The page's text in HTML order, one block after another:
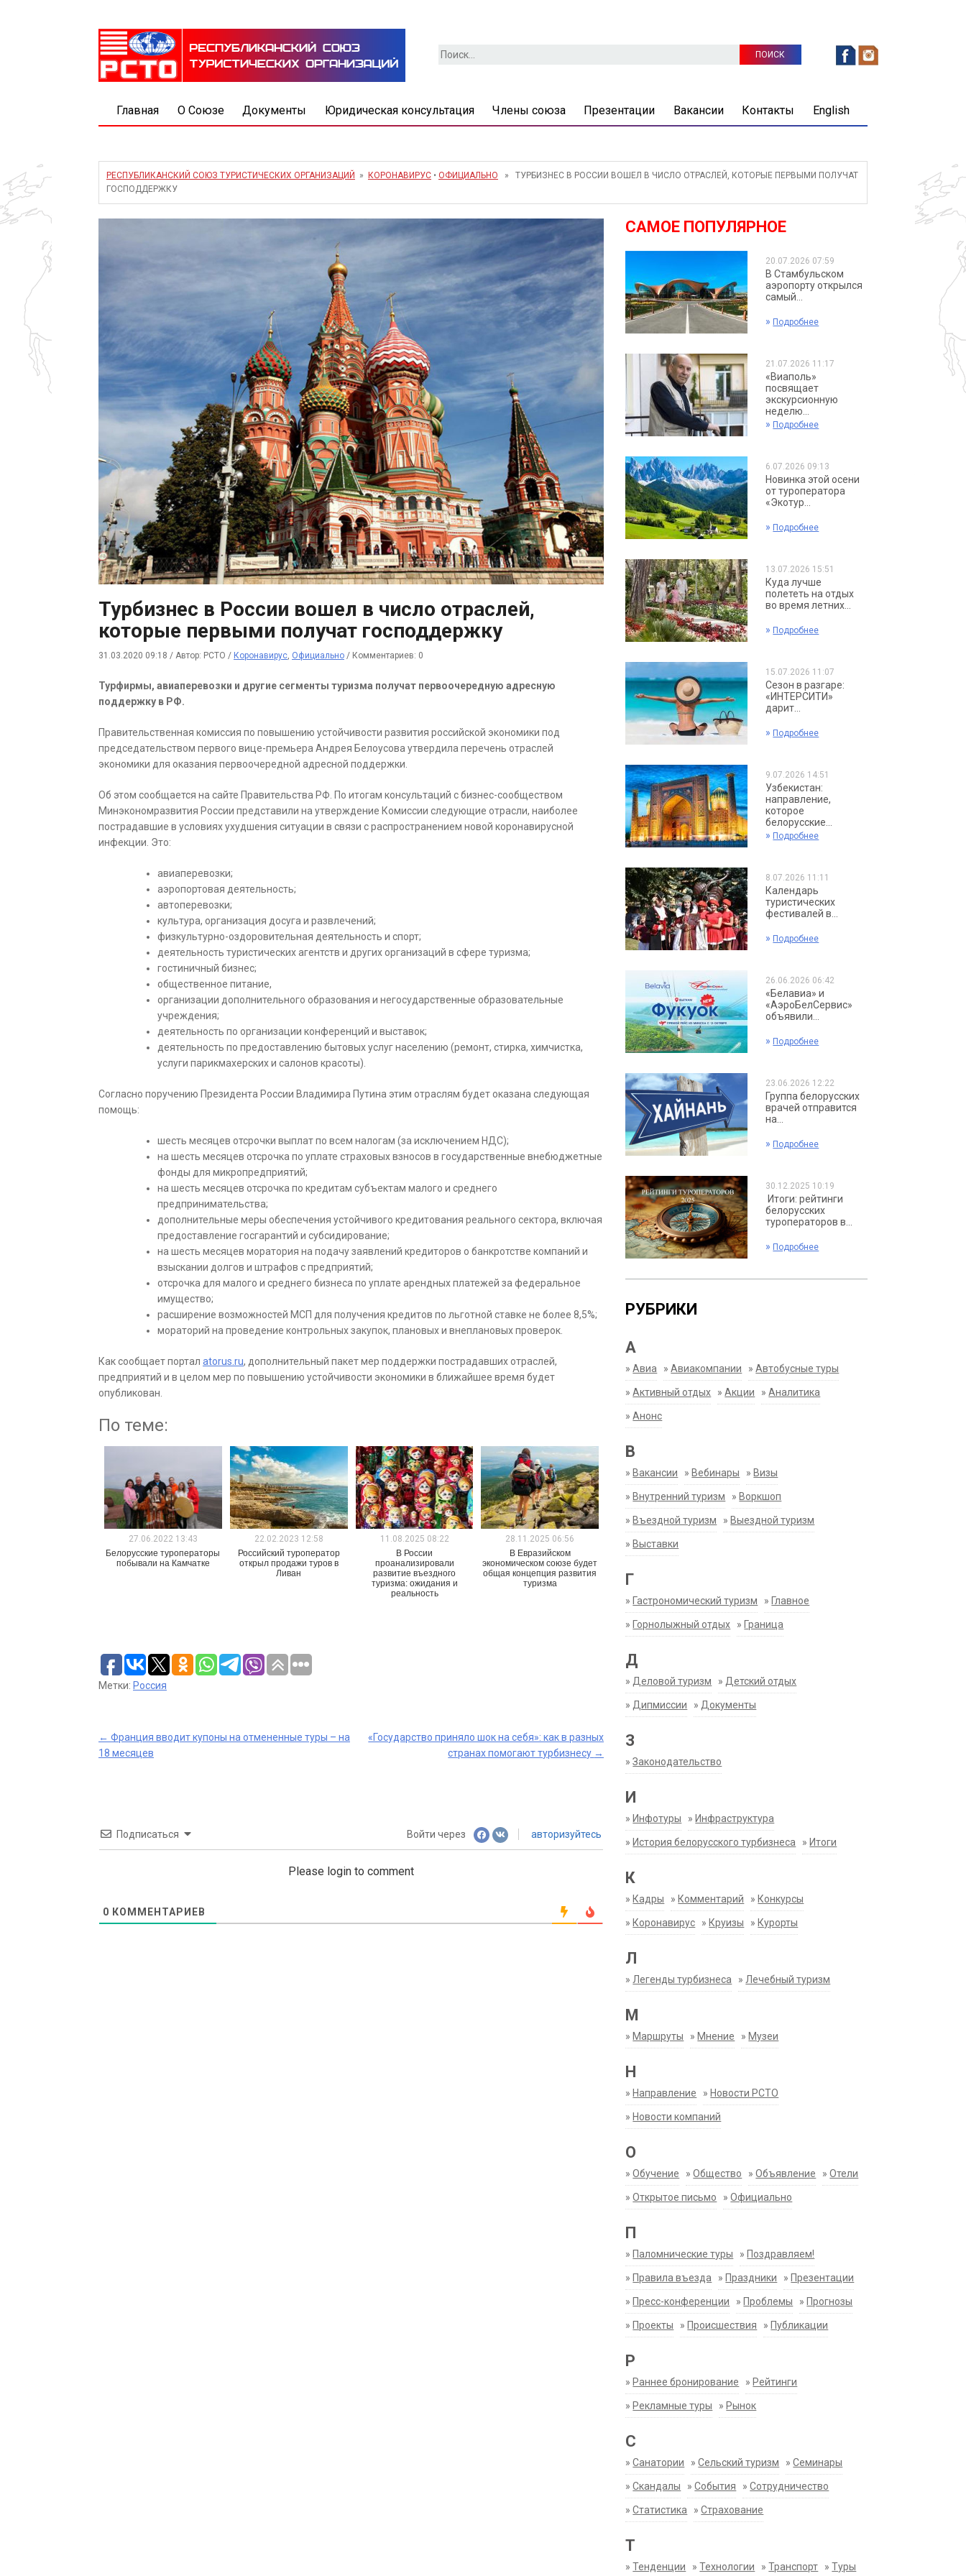
Найти:
Главная О Союзе Документы Юридическая консультация Члены союза Презентации Вакансии Контакты English
РЕСПУБЛИКАНСКИЙ СОЮЗ ТУРИСТИЧЕСКИХ ОРГАНИЗАЦИЙ » КОРОНАВИРУС • ОФИЦИАЛЬНО » ТУРБИЗНЕС В РОССИИ ВОШЕЛ В ЧИСЛО ОТРАСЛЕЙ, КОТОРЫЕ ПЕРВЫМИ ПОЛУЧАТ
ГОСПОДДЕРЖКУ
Турбизнес в России вошел в число отраслей,
которые первыми получат господдержку
31.03.2020 09:18 / Автор: РСТО / Коронавирус, Официально / Комментариев: 0
Турфирмы, авиаперевозки и другие сегменты туризма получат первоочередную адресную
поддержку в РФ.
Правительственная комиссия по повышению устойчивости развития российской экономики под
председательством первого вице-премьера Андрея Белоусова утвердила перечень отраслей
экономики для оказания первоочередной адресной поддержки.
Об этом сообщается на сайте Правительства РФ. По итогам консультаций с бизнес-сообществом
Минэкономразвития России представили на утверждение Комиссии следующие отрасли, наиболее
пострадавшие в условиях ухудшения ситуации в связи с распространением новой коронавирусной
инфекции. Это:
авиаперевозки;
аэропортовая деятельность;
автоперевозки;
культура, организация досуга и развлечений;
физкультурно-оздоровительная деятельность и спорт;
деятельность туристических агентств и других организаций в сфере туризма;
гостиничный бизнес;
общественное питание,
организации дополнительного образования и негосударственные образовательные
учреждения;
деятельность по организации конференций и выставок;
деятельность по предоставлению бытовых услуг населению (ремонт, стирка, химчистка,
услуги парикмахерских и салонов красоты).
Согласно поручению Президента России Владимира Путина этим отраслям будет оказана следующая
помощь:
шесть месяцев отсрочки выплат по всем налогам (за исключением НДС);
на шесть месяцев отсрочка по уплате страховых взносов в государственные внебюджетные
фонды для микропредприятий;
на шесть месяцев отсрочка по кредитам субъектам малого и среднего
предпринимательства;
дополнительные меры обеспечения устойчивого кредитования реального сектора, включая
предоставление госгарантий и субсидирование;
на шесть месяцев моратория на подачу заявлений кредиторов о банкротстве компаний и
взыскании долгов и штрафов с предприятий;
отсрочка для малого и среднего бизнеса по уплате арендных платежей за федеральное
имущество;
расширение возможностей МСП для получения кредитов по льготной ставке не более 8,5%;
мораторий на проведение контрольных закупок, плановых и внеплановых проверок.
Как сообщает портал atorus.ru, дополнительный пакет мер поддержки пострадавших отраслей,
предприятий и в целом мер по повышению устойчивости экономики в ближайшее время будет
опубликован.
По теме:
27.06.2022 13:43
Белорусские туроператоры
побывали на Камчатке
22.02.2023 12:58
Российский туроператор
открыл продажи туров в
Ливан
11.08.2025 08:22
В России
проанализировали
развитие въездного
туризма: ожидания и
реальность
28.11.2025 06:56
В Евразийском
экономическом союзе будет
общая концепция развития
туризма
Метки: Россия
Post
← Франция вводит купоны на отмененные туры – на
18 месяцев
«Государство приняло шок на себя»: как в разных
странах помогают турбизнесу →
Подписаться Войти через авторизуйтесь
Please login to comment
0 КОММЕНТАРИЕВ
САМОЕ ПОПУЛЯРНОЕ
20.07.2026 07:59
В Стамбульском
аэропорту открылся
самый...
» Подробнее
21.07.2026 11:17
«Виаполь»
посвящает
экскурсионную
неделю...
» Подробнее
6.07.2026 09:13
Новинка этой осени
от туроператора
«Экотур...
» Подробнее
13.07.2026 15:51
Куда лучше
полететь на отдых
во время летних...
» Подробнее
15.07.2026 11:07
Сезон в разгаре:
«ИНТЕРСИТИ»
дарит...
» Подробнее
9.07.2026 14:51
Узбекистан:
направление,
которое
белорусские...
» Подробнее
8.07.2026 11:11
Календарь
туристических
фестивалей в...
» Подробнее
26.06.2026 06:42
«Белавиа» и
«АэроБелСервис»
объявили...
» Подробнее
23.06.2026 12:22
Группа белорусских
врачей отправится
на...
» Подробнее
30.12.2025 10:19
Итоги: рейтинги
белорусских
туроператоров в...
» Подробнее
РУБРИКИ
А
»Авиа »Авиакомпании »Автобусные туры
»Активный отдых »Акции »Аналитика
»Анонс
В
» Вакансии » Вебинары » Визы
» Внутренний туризм » Воркшоп
» Въездной туризм » Выездной туризм
» Выставки
Г
» Гастрономический туризм » Главное
» Горнолыжный отдых » Граница
Д
» Деловой туризм » Детский отдых
» Дипмиссии » Документы
З
»Законодательство
И
» Инфотуры » Инфраструктура
» История белорусского турбизнеса » Итоги
К
» Кадры » Комментарий » Конкурсы
» Коронавирус » Круизы » Курорты
Л
» Легенды турбизнеса » Лечебный туризм
М
» Маршруты » Мнение » Музеи
Н
» Направление » Новости РСТО
» Новости компаний
О
»Обучение »Общество »Объявление »Отели
»Открытое письмо »Официально
П
» Паломнические туры » Поздравляем!
» Правила въезда » Праздники » Презентации
» Пресс-конференции » Проблемы » Прогнозы
» Проекты » Происшествия » Публикации
Р
» Раннее бронирование » Рейтинги
» Рекламные туры » Рынок
С
»Санатории »Сельский туризм »Семинары
»Скандалы »События »Сотрудничество
»Статистика »Страхование
Т
»Тенденции »Технологии »Транспорт »Туры